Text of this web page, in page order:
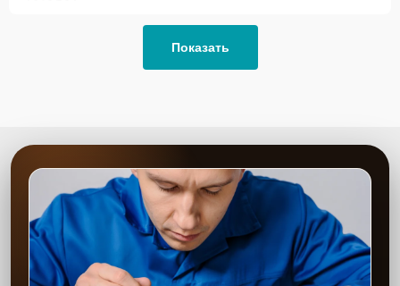
Показать